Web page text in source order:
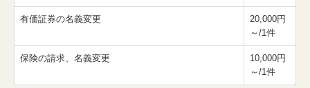
有価証券の名義変更
20,000円
～/1件
保険の請求、名義変更
10,000円
～/1件